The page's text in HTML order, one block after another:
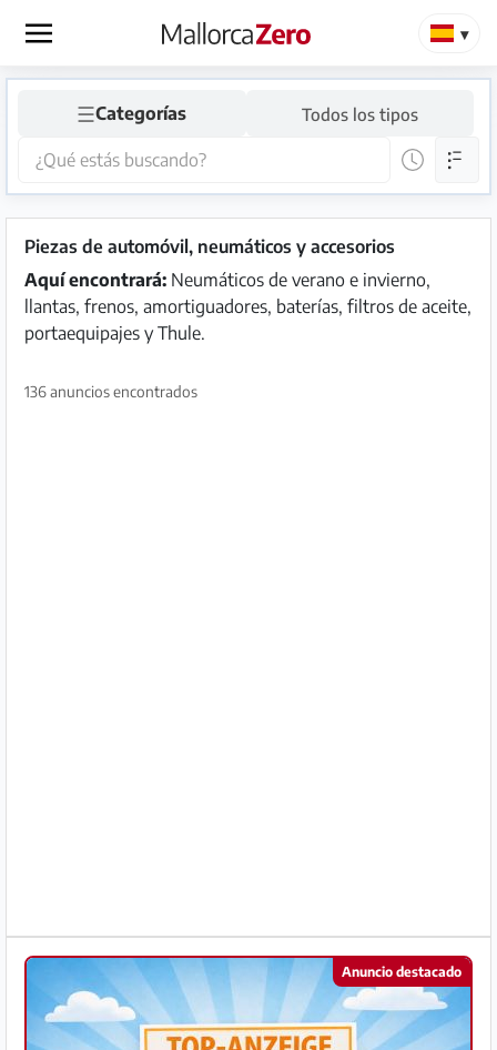
×
Página
inicio
Publicar
Tienda
Ayuda
Preguntas
Frecuentes
☰Categorías Todos los tipos
Piezas de automóvil, neumáticos y accesorios
Aquí encontrará: Neumáticos de verano e invierno,
llantas, frenos, amortiguadores, baterías, filtros de aceite,
portaequipajes y Thule.
136 anuncios encontrados
Anuncio destacado